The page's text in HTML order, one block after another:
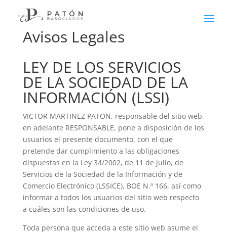
Avisos Legales
LEY DE LOS SERVICIOS
DE LA SOCIEDAD DE LA
INFORMACIÓN (LSSI)
VICTOR MARTINEZ PATON, responsable del sitio web,
en adelante RESPONSABLE, pone a disposición de los
usuarios el presente documento, con el que
pretende dar cumplimiento a las obligaciones
dispuestas en la Ley 34/2002, de 11 de julio, de
Servicios de la Sociedad de la Información y de
Comercio Electrónico (LSSICE), BOE N.º 166, así como
informar a todos los usuarios del sitio web respecto
a cuáles son las condiciones de uso.
Toda persona que acceda a este sitio web asume el